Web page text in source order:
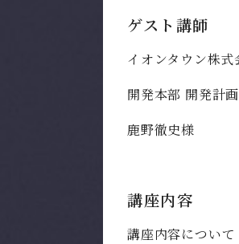
ゲスト講師
イオンタウン株式
開発本部 開発計
鹿野徹史様
講座内容
講座内容について